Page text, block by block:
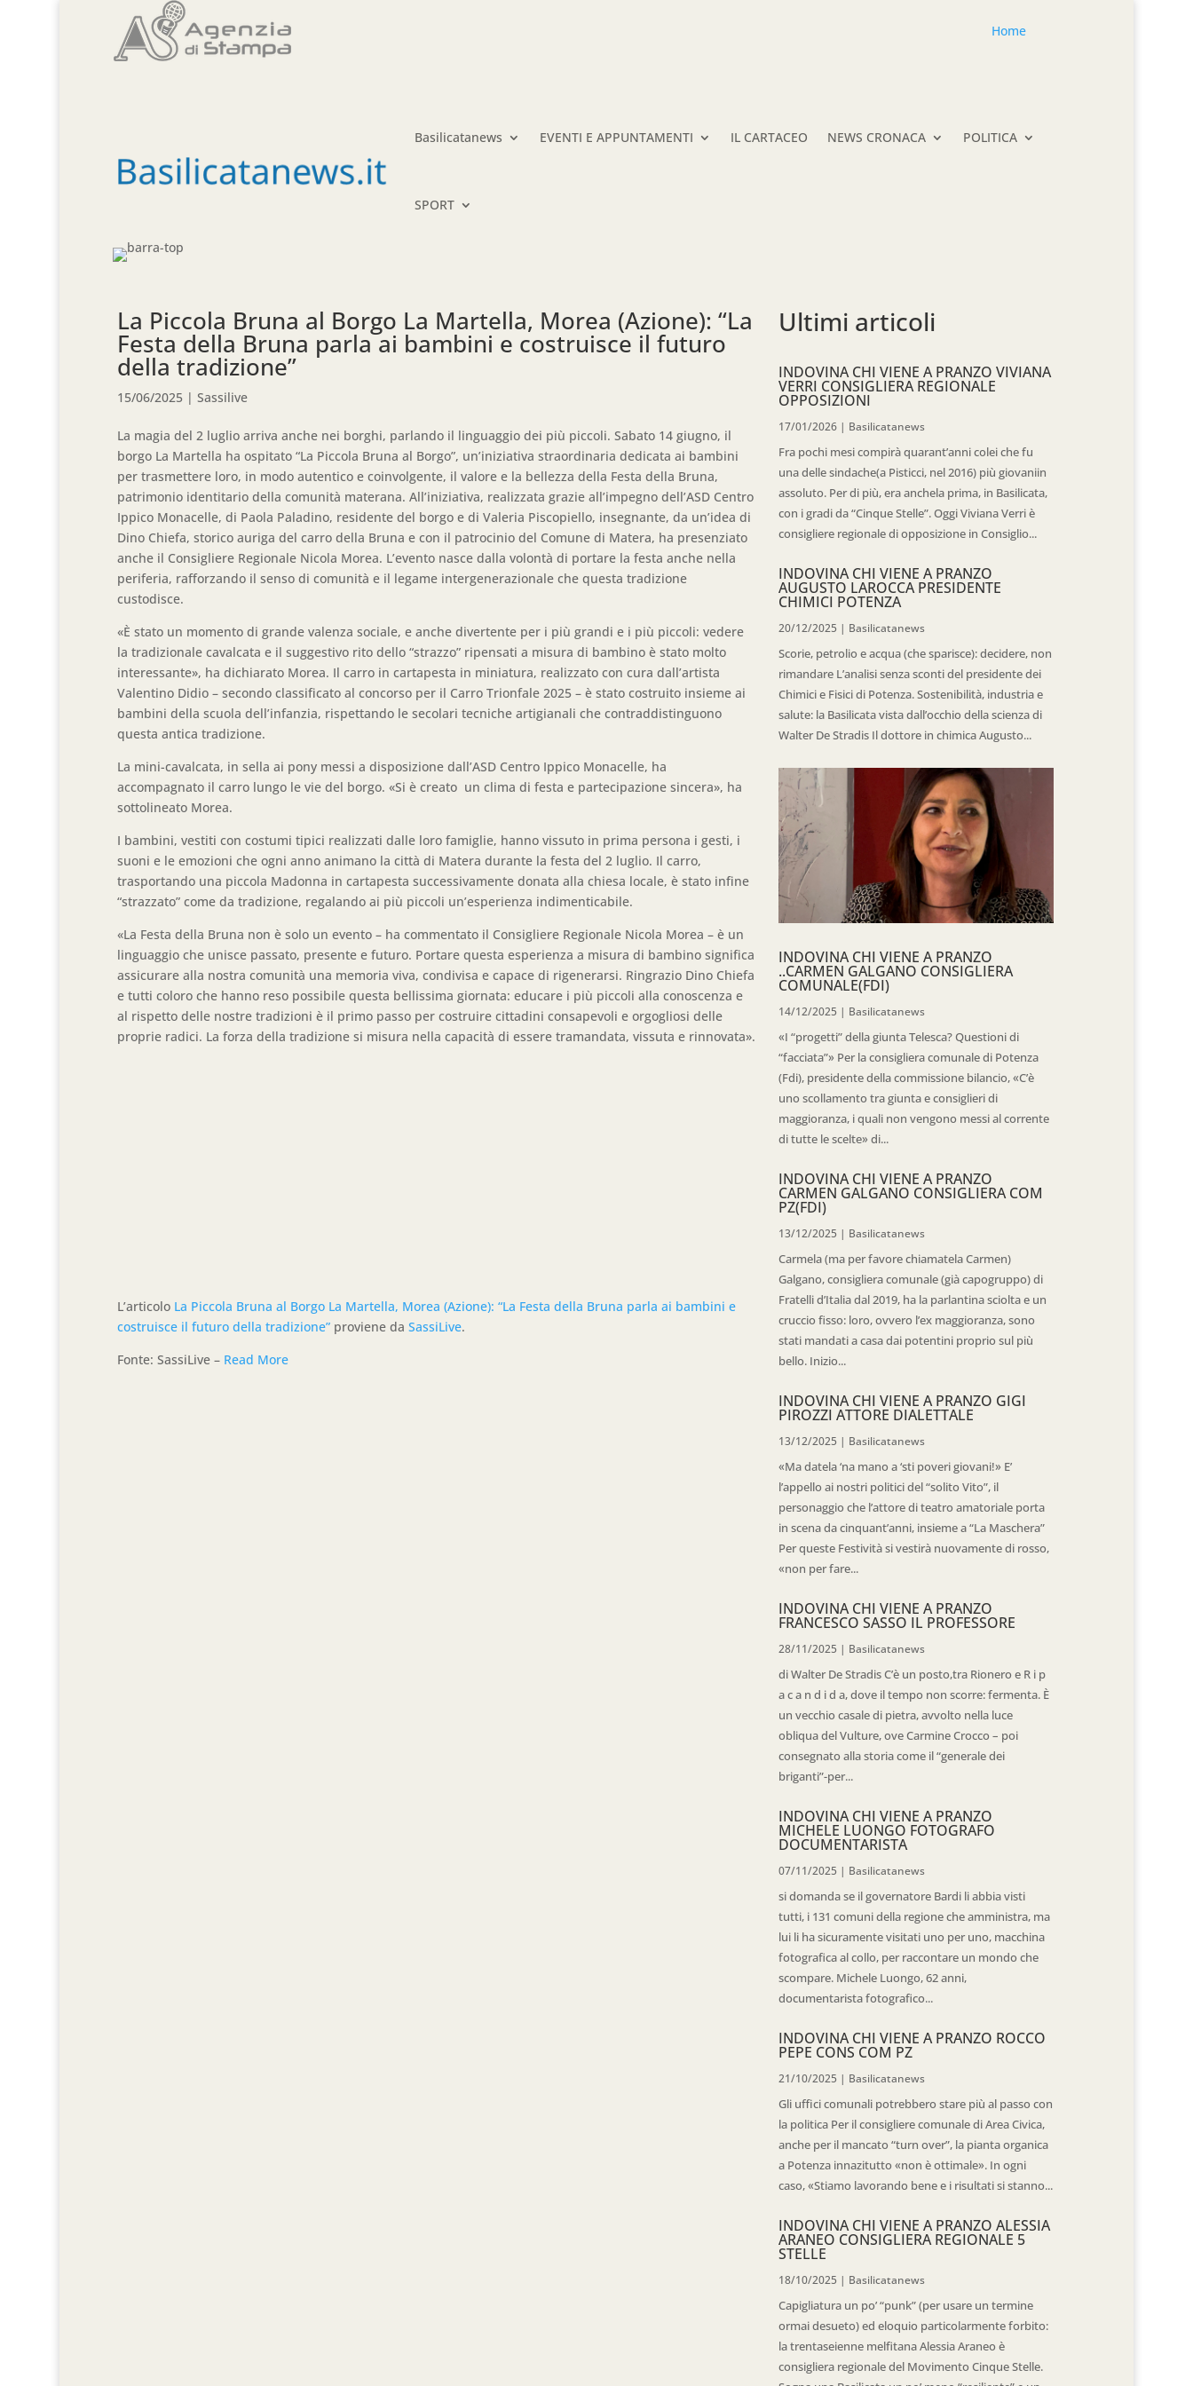
Home
Basilicatanews EVENTI E APPUNTAMENTI IL CARTACEO NEWS CRONACA POLITICA
SPORT
La Piccola Bruna al Borgo La Martella, Morea (Azione): “La
Festa della Bruna parla ai bambini e costruisce il futuro
della tradizione”
15/06/2025 |Sassilive
La magia del 2 luglio arriva anche nei borghi, parlando il linguaggio dei più piccoli. Sabato 14 giugno, il
borgo La Martella ha ospitato “La Piccola Bruna al Borgo”, un’iniziativa straordinaria dedicata ai bambini
per trasmettere loro, in modo autentico e coinvolgente, il valore e la bellezza della Festa della Bruna,
patrimonio identitario della comunità materana. All’iniziativa, realizzata grazie all’impegno dell’ASD Centro
Ippico Monacelle, di Paola Paladino, residente del borgo e di Valeria Piscopiello, insegnante, da un’idea di
Dino Chiefa, storico auriga del carro della Bruna e con il patrocinio del Comune di Matera, ha presenziato
anche il Consigliere Regionale Nicola Morea. L’evento nasce dalla volontà di portare la festa anche nella
periferia, rafforzando il senso di comunità e il legame intergenerazionale che questa tradizione
custodisce.
«È stato un momento di grande valenza sociale, e anche divertente per i più grandi e i più piccoli: vedere
la tradizionale cavalcata e il suggestivo rito dello “strazzo” ripensati a misura di bambino è stato molto
interessante», ha dichiarato Morea. Il carro in cartapesta in miniatura, realizzato con cura dall’artista
Valentino Didio – secondo classificato al concorso per il Carro Trionfale 2025 – è stato costruito insieme ai
bambini della scuola dell’infanzia, rispettando le secolari tecniche artigianali che contraddistinguono
questa antica tradizione.
La mini-cavalcata, in sella ai pony messi a disposizione dall’ASD Centro Ippico Monacelle, ha
accompagnato il carro lungo le vie del borgo. «Si è creato un clima di festa e partecipazione sincera», ha
sottolineato Morea.
I bambini, vestiti con costumi tipici realizzati dalle loro famiglie, hanno vissuto in prima persona i gesti, i
suoni e le emozioni che ogni anno animano la città di Matera durante la festa del 2 luglio. Il carro,
trasportando una piccola Madonna in cartapesta successivamente donata alla chiesa locale, è stato infine
“strazzato” come da tradizione, regalando ai più piccoli un’esperienza indimenticabile.
«La Festa della Bruna non è solo un evento – ha commentato il Consigliere Regionale Nicola Morea – è un
linguaggio che unisce passato, presente e futuro. Portare questa esperienza a misura di bambino significa
assicurare alla nostra comunità una memoria viva, condivisa e capace di rigenerarsi. Ringrazio Dino Chiefa
e tutti coloro che hanno reso possibile questa bellissima giornata: educare i più piccoli alla conoscenza e
al rispetto delle nostre tradizioni è il primo passo per costruire cittadini consapevoli e orgogliosi delle
proprie radici. La forza della tradizione si misura nella capacità di essere tramandata, vissuta e rinnovata».
L’articolo La Piccola Bruna al Borgo La Martella, Morea (Azione): “La Festa della Bruna parla ai bambini e
costruisce il futuro della tradizione” proviene daSassiLive.
Fonte: SassiLive – Read More
Ultimi articoli
INDOVINA CHI VIENE A PRANZO VIVIANA
VERRI CONSIGLIERA REGIONALE
OPPOSIZIONI
17/01/2026| Basilicatanews
Fra pochi mesi compirà quarant’anni colei che fu
una delle sindache(a Pisticci, nel 2016) più giovaniin
assoluto. Per di più, era anchela prima, in Basilicata,
con i gradi da “Cinque Stelle”. Oggi Viviana Verri è
consigliere regionale di opposizione in Consiglio...
INDOVINA CHI VIENE A PRANZO
AUGUSTO LAROCCA PRESIDENTE
CHIMICI POTENZA
20/12/2025 | Basilicatanews
Scorie, petrolio e acqua (che sparisce): decidere, non
rimandare L’analisi senza sconti del presidente dei
Chimici e Fisici di Potenza. Sostenibilità, industria e
salute: la Basilicata vista dall’occhio della scienza di
Walter De Stradis Il dottore in chimica Augusto...
INDOVINA CHI VIENE A PRANZO
..CARMEN GALGANO CONSIGLIERA
COMUNALE(FDI)
14/12/2025 | Basilicatanews
«I “progetti” della giunta Telesca? Questioni di
“facciata”» Per la consigliera comunale di Potenza
(Fdi), presidente della commissione bilancio, «C’è
uno scollamento tra giunta e consiglieri di
maggioranza, i quali non vengono messi al corrente
di tutte le scelte» di...
INDOVINA CHI VIENE A PRANZO
CARMEN GALGANO CONSIGLIERA COM
PZ(FDI)
13/12/2025 | Basilicatanews
Carmela (ma per favore chiamatela Carmen)
Galgano, consigliera comunale (già capogruppo) di
Fratelli d’Italia dal 2019, ha la parlantina sciolta e un
cruccio fisso: loro, ovvero l’ex maggioranza, sono
stati mandati a casa dai potentini proprio sul più
bello. Inizio...
INDOVINA CHI VIENE A PRANZO GIGI
PIROZZI ATTORE DIALETTALE
13/12/2025 | Basilicatanews
«Ma datela ‘na mano a ‘sti poveri giovani!» E’
l’appello ai nostri politici del “solito Vito”, il
personaggio che l’attore di teatro amatoriale porta
in scena da cinquant’anni, insieme a “La Maschera”
Per queste Festività si vestirà nuovamente di rosso,
«non per fare...
INDOVINA CHI VIENE A PRANZO
FRANCESCO SASSO IL PROFESSORE
28/11/2025 | Basilicatanews
di Walter De Stradis C’è un posto,tra Rionero e R i p
a c a n d i d a, dove il tempo non scorre: fermenta. È
un vecchio casale di pietra, avvolto nella luce
obliqua del Vulture, ove Carmine Crocco – poi
consegnato alla storia come il “generale dei
briganti”-per...
INDOVINA CHI VIENE A PRANZO
MICHELE LUONGO FOTOGRAFO
DOCUMENTARISTA
07/11/2025 | Basilicatanews
si domanda se il governatore Bardi li abbia visti
tutti, i 131 comuni della regione che amministra, ma
lui li ha sicuramente visitati uno per uno, macchina
fotografica al collo, per raccontare un mondo che
scompare. Michele Luongo, 62 anni,
documentarista fotografico...
INDOVINA CHI VIENE A PRANZO ROCCO
PEPE CONS COM PZ
21/10/2025 | Basilicatanews
Gli uffici comunali potrebbero stare più al passo con
la politica Per il consigliere comunale di Area Civica,
anche per il mancato “turn over”, la pianta organica
a Potenza innazitutto «non è ottimale». In ogni
caso, «Stiamo lavorando bene e i risultati si stanno...
INDOVINA CHI VIENE A PRANZO ALESSIA
ARANEO CONSIGLIERA REGIONALE 5
STELLE
18/10/2025 | Basilicatanews
Capigliatura un po’ “punk” (per usare un termine
ormai desueto) ed eloquio particolarmente forbito:
la trentaseienne melfitana Alessia Araneo è
consigliera regionale del Movimento Cinque Stelle.